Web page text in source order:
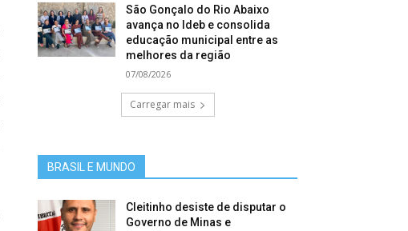
São Gonçalo do Rio Abaixo
avança no Ideb e consolida
educação municipal entre as
melhores da região
07/08/2026
Carregar mais
BRASIL E MUNDO
Cleitinho desiste de disputar o
Governo de Minas e